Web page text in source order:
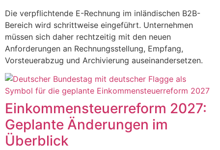
Die verpflichtende E-Rechnung im inländischen B2B-
Bereich wird schrittweise eingeführt. Unternehmen
müssen sich daher rechtzeitig mit den neuen
Anforderungen an Rechnungsstellung, Empfang,
Vorsteuerabzug und Archivierung auseinandersetzen.
Einkommensteuerreform 2027:
Geplante Änderungen im
Überblick